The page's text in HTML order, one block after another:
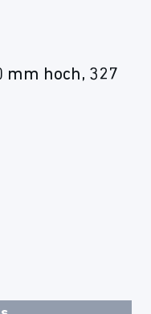
mm hoch, 327